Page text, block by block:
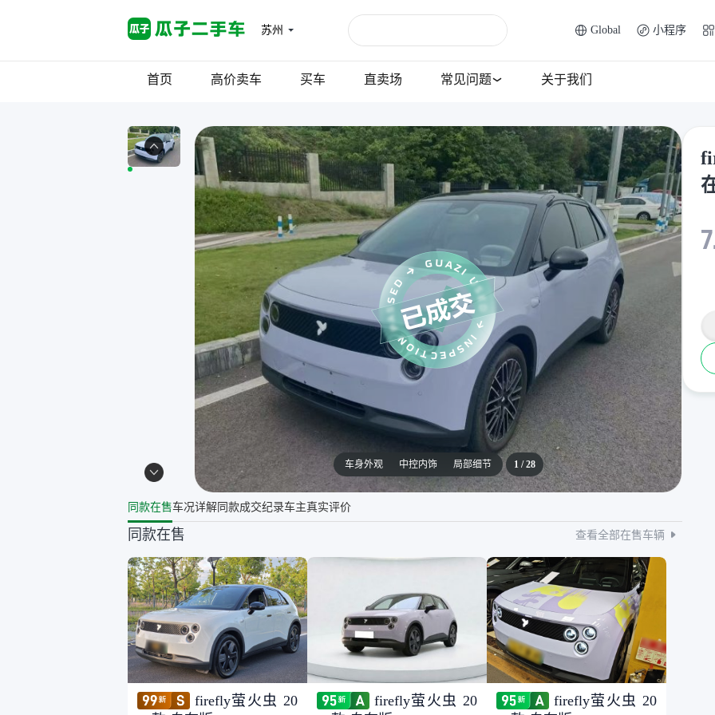
苏州 Global 小程序
首页 高价卖车 买车 直卖场 常见问题 关于我们
车身外观 中控内饰 局部细节 1/28
同款在售车况详解同款成交纪录车主真实评价
同款在售 查看全部在售车辆
firefly萤火虫 20
firefly萤火虫 20
firefly萤火虫 20